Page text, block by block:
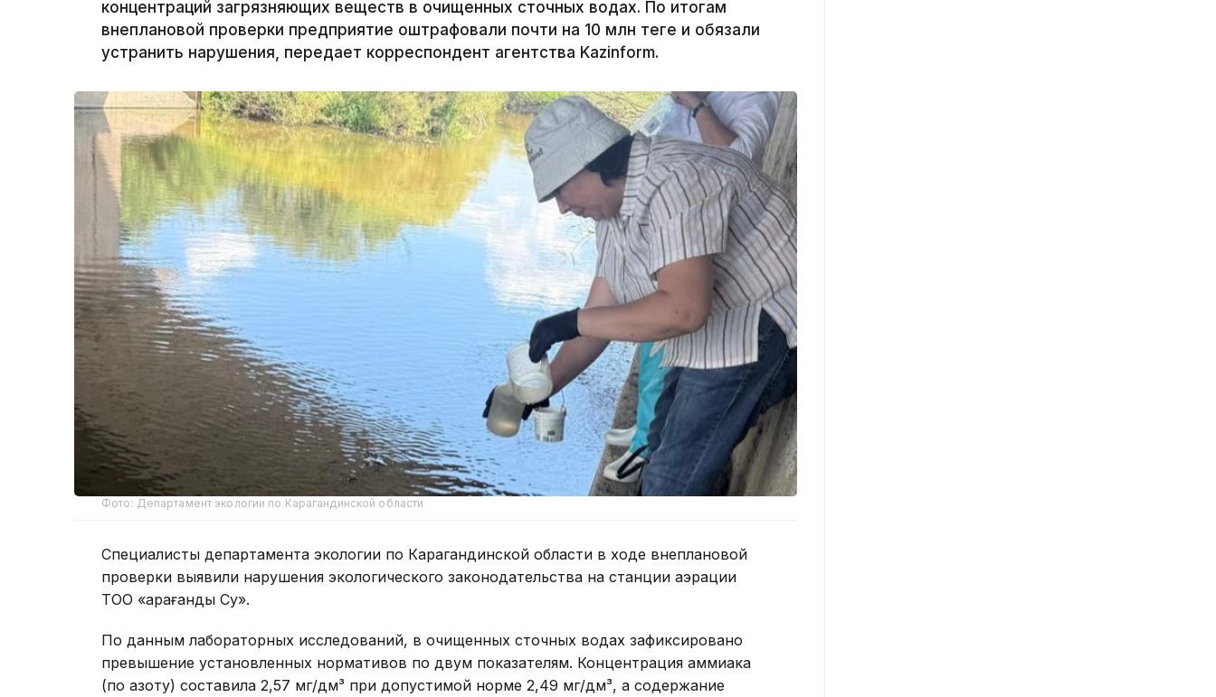
концентраций загрязняющих веществ в очищенных сточных водах. По итогам
внеплановой проверки предприятие оштрафовали почти на 10 млн теңге и обязали
устранить нарушения, передает корреспондент агентства Kazinform.
Фото: Департамент экологии по Карагандинской области
Специалисты департамента экологии по Карагандинской области в ходе внеплановой
проверки выявили нарушения экологического законодательства на станции аэрации
ТОО «Қарағанды Су».
По данным лабораторных исследований, в очищенных сточных водах зафиксировано
превышение установленных нормативов по двум показателям. Концентрация аммиака
(по азоту) составила 2,57 мг/дм³ при допустимой норме 2,49 мг/дм³, а содержание